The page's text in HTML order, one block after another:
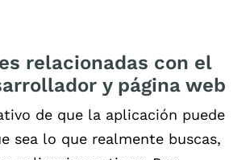
relacionadas con el
y página web
de que la aplicación puede
sea lo que realmente buscas,